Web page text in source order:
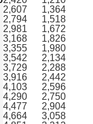
2,607 1,364
2,794 1,518
2,981 1,672
3,168 1,826
3,355 1,980
3,542 2,134
3,729 2,288
3,916 2,442
4,103 2,596
4,290 2,750
4,477 2,904
4,664 3,058